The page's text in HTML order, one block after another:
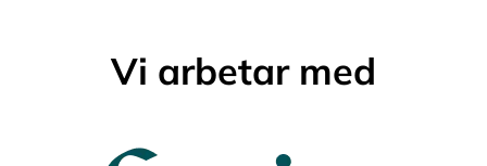
Vi arbetar med